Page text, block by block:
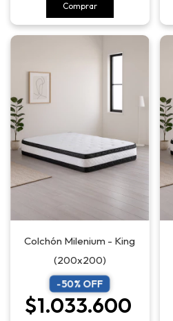
Comprar
Colchón Milenium - King
(200x200)
-50% OFF
$1.033.600